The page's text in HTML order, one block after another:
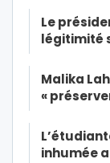
Le
légitimité
Malika
«
inhumée